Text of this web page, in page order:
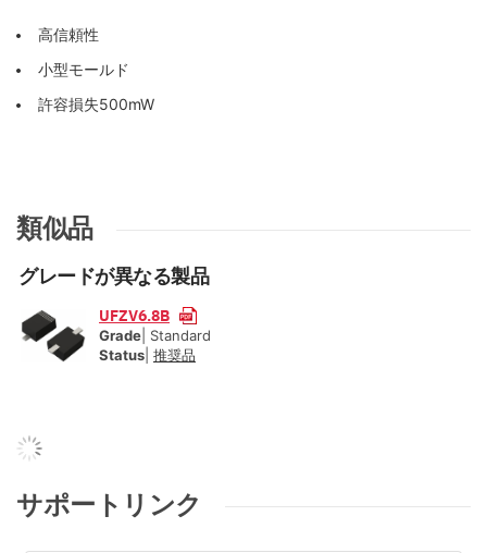
高信頼性
小型モールド
許容損失500mW
類似品
グレードが異なる製品
UFZV6.8B
Grade | Standard
Status 推奨品
サポートリンク